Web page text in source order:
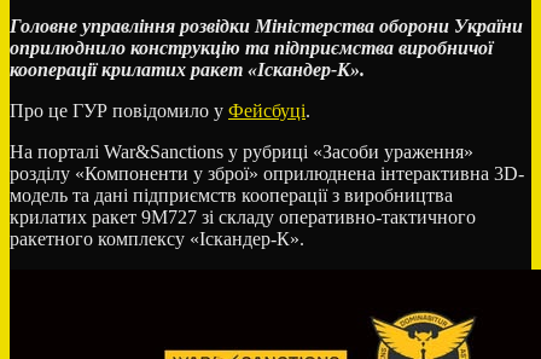
Головне управління розвідки Міністерства оборони України
оприлюднило конструкцію та підприємства виробничої
кооперації крилатих ракет «Іскандер-К».
Про це ГУР повідомило у Фейсбуці.
На порталі War&Sanctions у рубриці «Засоби ураження»
розділу «Компоненти у зброї» оприлюднена інтерактивна 3D-
модель та дані підприємств кооперації з виробництва
крилатих ракет 9М727 зі складу оперативно-тактичного
ракетного комплексу «Іскандер-К».